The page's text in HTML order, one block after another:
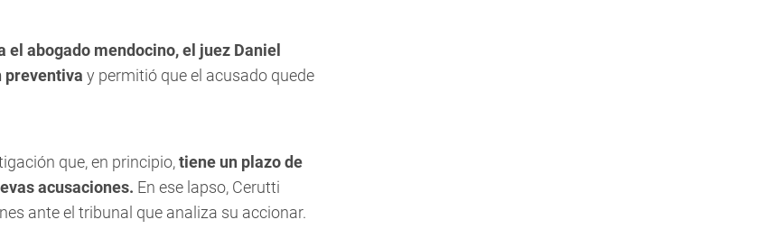
abogado mendocino, el juez Daniel
preventiva y permitió que el acusado quede
que, en principio,tiene un plazo de
acusaciones. En ese lapso, Cerutti
ante el tribunal que analiza su accionar.